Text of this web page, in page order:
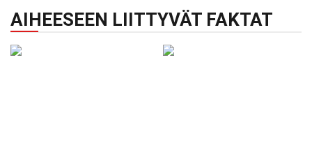
AIHEESEEN LIITTYVÄT FAKTAT